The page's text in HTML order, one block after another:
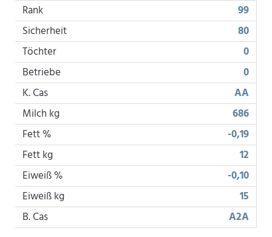
Rank
99
Sicherheit
80
Töchter
0
Betriebe
0
K. Cas
AA
Milch kg
686
Fett %
-0,19
Fett kg
12
Eiweiß %
-0,10
Eiweiß kg
15
B. Cas
A2A